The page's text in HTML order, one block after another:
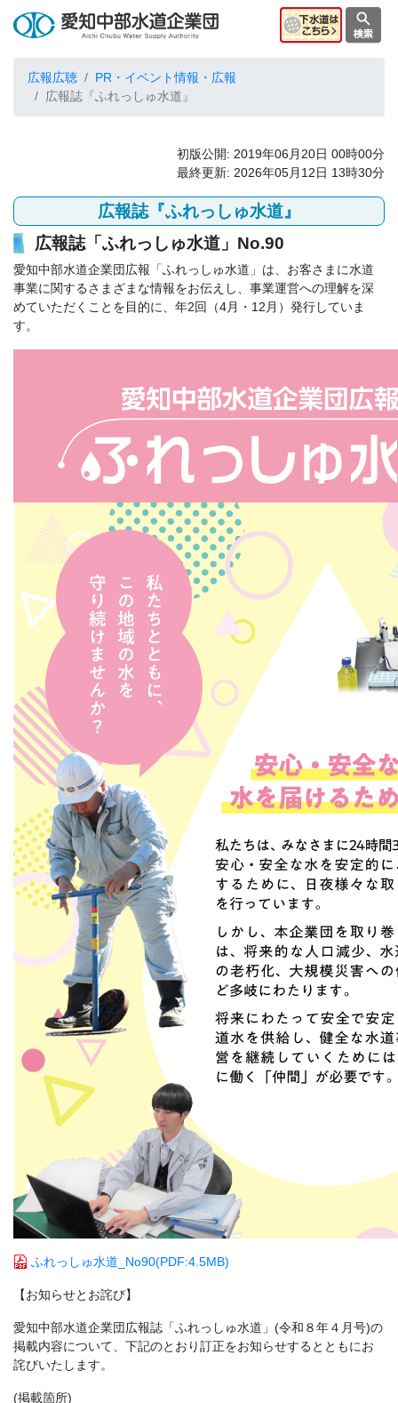
広報広聴
PR・イベント情報・広報
広報誌『ふれっしゅ水道』
初版公開: 2019年06月20日 00時00分
最終更新: 2026年05月12日 13時30分
広報誌『ふれっしゅ水道』
広報誌「ふれっしゅ水道」No.90
愛知中部水道企業団広報「ふれっしゅ水道」は、お客さまに水道
事業に関するさまざまな情報をお伝えし、事業運営への理解を深
めていただくことを目的に、年2回（4月・12月）発行していま
す。
ふれっしゅ水道_No90(PDF:4.5MB)
【お知らせとお詫び】
愛知中部水道企業団広報誌「ふれっしゅ水道」(令和８年４月号)の
掲載内容について、下記のとおり訂正をお知らせするとともにお
詫びいたします。
(掲載箇所)